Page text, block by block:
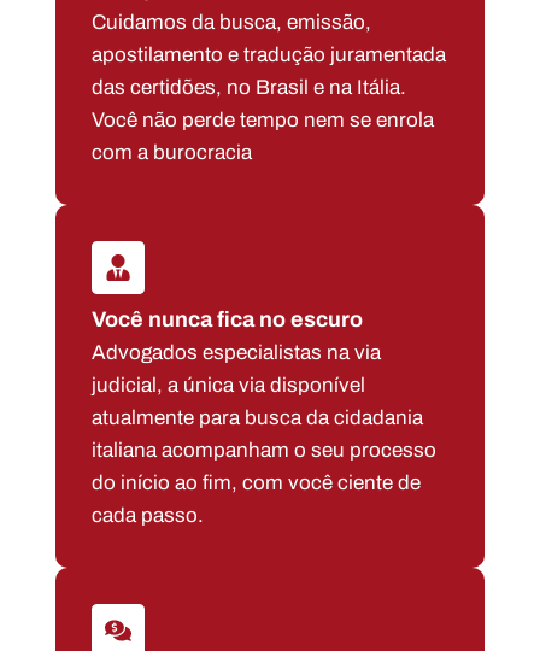
Cuidamos da busca, emissão,
apostilamento e tradução juramentada
das certidões, no Brasil e na Itália.
Você não perde tempo nem se enrola
com a burocracia
Você nunca fica no escuro
Advogados especialistas na via
judicial, a única via disponível
atualmente para busca da cidadania
italiana acompanham o seu processo
do início ao fim, com você ciente de
cada passo.